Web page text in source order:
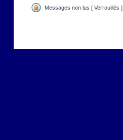
Messages non lus [ Verrouillés ]